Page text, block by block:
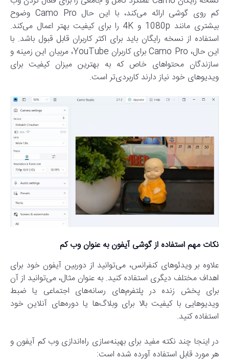
کم روی گوشی ارائه می‌کند، با این حال Camo Pro وضوح‌
بیشتری مانند 1080p و 4K را برای کیفیت بهتر اعمال می‌کند.
استفاده از نسخه رایگان باید برای اکثر کاربران قابل قبول باشد. با
این حال، Camo Pro برای کاربران YouTube، مربیان این زمینه و
سازندگان محتواهای خاص که به بهترین میزان کیفیت برای
ویدیوهای خود نیاز دارند کاربردی‌تر است.
نکات مهم استفاده از گوشی آیفون به عنوان وب کم
علاوه بر ویدئوهای کنفرانس، می‌توانید از دوربین آیفون خود برای
اهداف مختلف دیگری استفاده کنید. به عنوان مثال، می‌توانید از آن
برای پخش زنده در پلتفرم‌های رسانه‌های اجتماعی یا ضبط
ویدیوهایی با کیفیت بالا برای وبلاگ‌ها یا دوره‌های آنلاین خود
استفاده کنید.
در اینجا چند نکته مفید برای بهینه‌سازی راه‌اندازی وب کم آیفون و
هر مورد قابل استفاده آورده شده است: